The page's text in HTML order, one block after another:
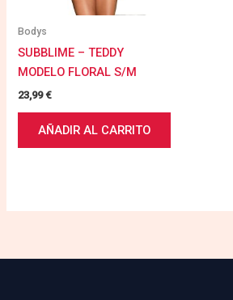
Bodys
SUBBLIME – TEDDY
MODELO FLORAL S/M
23,99€
AÑADIR AL CARRITO